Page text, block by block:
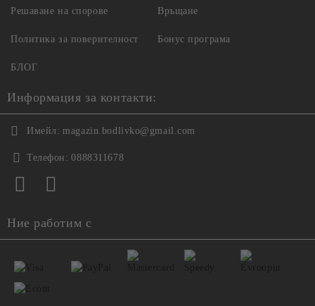
Решаване на спорове
Политика за поверителност
Връщане
Бонус програма
БЛОГ
Информация за контакти:
Имейл: magazin.bodlivko@gmail.com
Телефон: 0888311678
Ние работим с